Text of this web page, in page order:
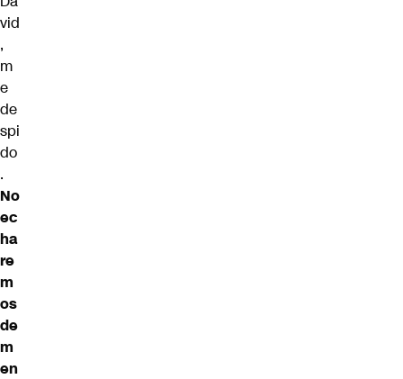
vid
,
m
e
de
spi
do
.
No
ec
ha
re
m
os
de
m
en